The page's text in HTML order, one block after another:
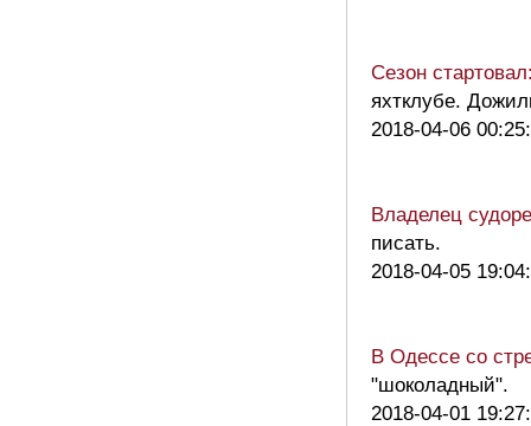
Сезон
яхтклубе.
2018-04-06
Владелец
писать.
2018-04-05
В Одессе со
"шоколадный".
2018-04-01